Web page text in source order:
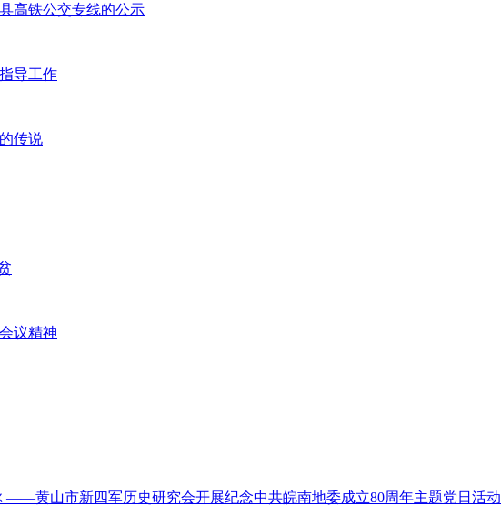
高铁公交专线的公示
导工作
传说
议精神
——黄山市新四军历史研究会开展纪念中共皖南地委成立80周年主题党日活动